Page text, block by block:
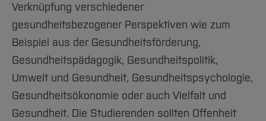
Verknüpfung verschiedener
gesundheitsbezogener Perspektiven wie zum
Beispiel aus der Gesundheitsförderung,
Gesundheitspädagogik, Gesundheitspolitik,
Umwelt und Gesundheit, Gesundheitspsychologie,
Gesundheitsökonomie oder auch Vielfalt und
Gesundheit. Die Studierenden sollten Offenheit